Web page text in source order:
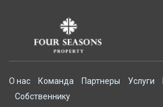
О нас Команда Партнеры Услуги
Собственнику